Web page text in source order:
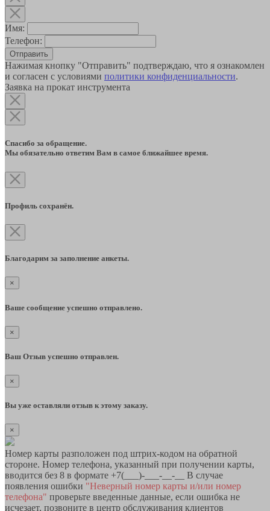
Имя:
Телефон:
Отправить
Нажимая кнопку "Отправить" подтверждаю, что я ознакомлен
и согласен с условиями политики конфиденциальности.
Заявка на прокат инструмента
Спасибо за обращение.
Мы обязательно ответим Вам в самое ближайшее время.
Профиль сохранён.
Благодарим за заполнение анкеты.
×
Ваше сообщение успешно отправлено.
×
Ваш Отзыв успешно отправлен.
×
Вы уже оставляли отзыв к этому заказу.
×
Номер карты разположен под штрих-кодом на обратной
стороне. Номер телефона, указанный при получении карты,
вводится без 8 в формате +7(___)-___-__-__ В случае
появления ошибки "Неверный номер карты и/или номер
телефона" проверьте введенные данные, если ошибка не
исчезает, позвоните в центр обслуживания клиентов